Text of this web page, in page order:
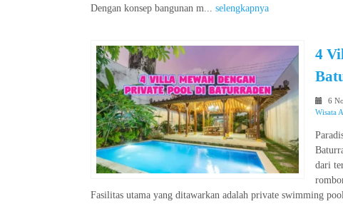
Dengan konsep bangunan m... selengkapnya
4
6
Wisata
dari
Fasilitas utama yang ditawarkan adalah private swimming